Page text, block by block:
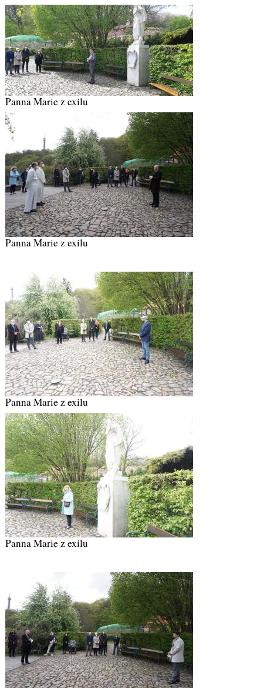
Panna Marie z exilu
Panna Marie z exilu
Panna Marie z exilu
Panna Marie z exilu